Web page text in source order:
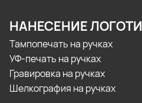
НАНЕСЕНИЕ
Тампопечать на ручках
УФ-печать на ручках
Гравировка на ручках
Шелкография на ручках